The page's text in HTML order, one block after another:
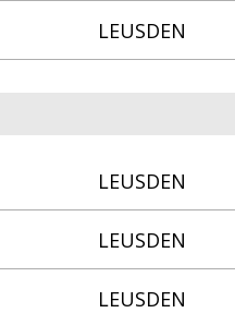
LEUSDEN
LEUSDEN
LEUSDEN
LEUSDEN